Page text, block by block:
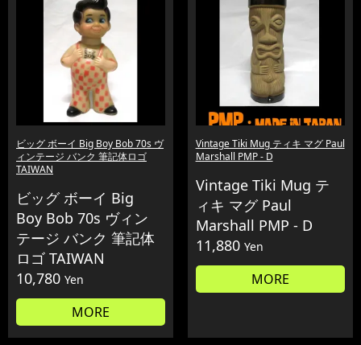
ビッグ ボーイ Big Boy Bob 70s ヴ
ィンテージ バンク 筆記体ロゴ
TAIWAN
ビッグ ボーイ Big
Boy Bob 70s ヴィン
テージ バンク 筆記体
ロゴ TAIWAN
10,780 Yen
MORE
Vintage Tiki Mug ティキ マグ Paul
Marshall PMP - D
Vintage Tiki Mug テ
ィキ マグ Paul
Marshall PMP - D
11,880 Yen
MORE